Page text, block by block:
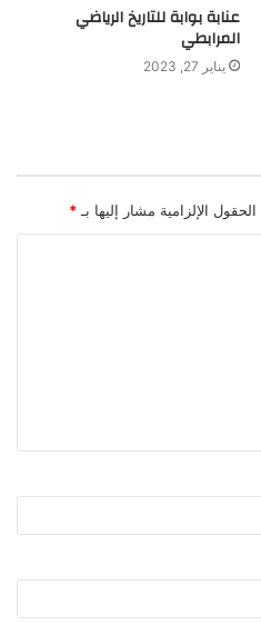
عنابة بوابة للتاريخ الرياضي
المرابطي
يناير 27, 2023
الحقول الإلزامية مشار إليها بـ *